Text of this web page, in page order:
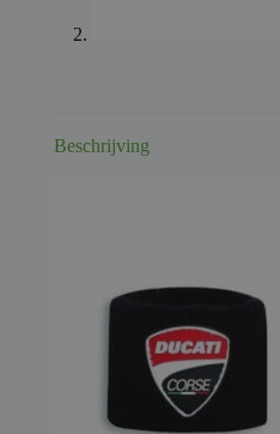
Beschrijving